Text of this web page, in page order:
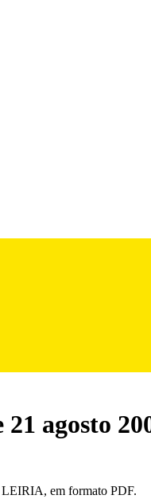
agosto
em formato PDF.